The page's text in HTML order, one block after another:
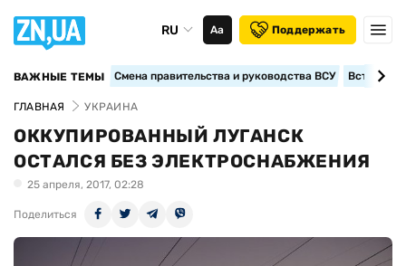
RU Аа Поддержать
ВАЖНЫЕ ТЕМЫ Смена правительства и руководства ВСУ
ГЛАВНАЯ УКРАИНА
ОККУПИРОВАННЫЙ ЛУГАНСК
ОСТАЛСЯ БЕЗ ЭЛЕКТРОСНАБЖЕНИЯ
25 апреля, 2017, 02:28
Поделиться